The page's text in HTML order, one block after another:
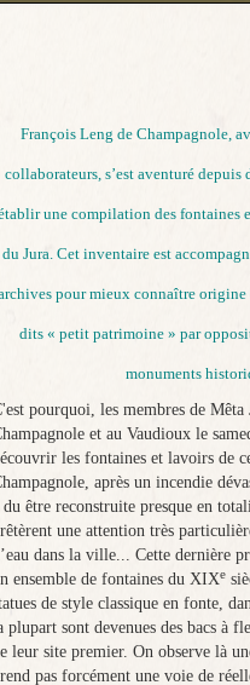
François Leng de Champagnole,
collaborateurs, s’est aventuré depuis
une compilation des fontaines
du Jura. Cet inventaire est
pour mieux connaître origine
dits « petit patrimoine » par
monuments
pourquoi, les membres de Mêta
et au Vaudioux le
les fontaines et lavoirs de
après un incendie
du être reconstruite presque en
une attention très
dans la ville... Cette dernière
ensemble de fontaines du XIXe
de style classique en fonte,
plupart sont devenues des bacs à
leur site premier. On observe là
pas forcément une voie de